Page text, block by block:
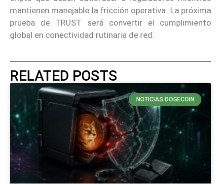
mantienen manejable la fricción operativa. La próxima
prueba de TRUST será convertir el cumplimiento
global en conectividad rutinaria de red.
RELATED POSTS
NOTICIAS DOGECOIN